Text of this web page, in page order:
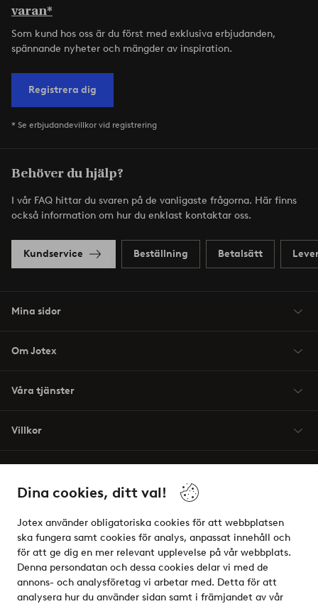
Dina cookies, ditt val!
Jotex använder obligatoriska cookies för att webbplatsen
ska fungera samt cookies för analys, anpassat innehåll och
för att ge dig en mer relevant upplevelse på vår webbplats.
Denna persondatan och dessa cookies delar vi med de
annons- och analysföretag vi arbetar med. Detta för att
analysera hur du använder sidan samt i främjandet av vår
varan*
Som kund hos oss är du först med exklusiva erbjudanden,
spännande nyheter och mängder av inspiration.
Registrera dig
* Se erbjudandevillkor vid registrering
Behöver du hjälp?
I vår FAQ hittar du svaren på de vanligaste frågorna. Här finns
också information om hur du enklast kontaktar oss.
Kundservice Beställning Betalsätt
Mina sidor
Om Jotex
Våra tjänster
Villkor
Säkra betalningar - Betala direkt eller dela upp
Vill du veta mer om våra betalalternativ?